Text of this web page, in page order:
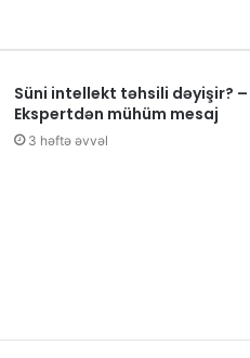
Süni intellekt təhsili dəyişir? –
Ekspertdən mühüm mesaj
3 həftə əvvəl